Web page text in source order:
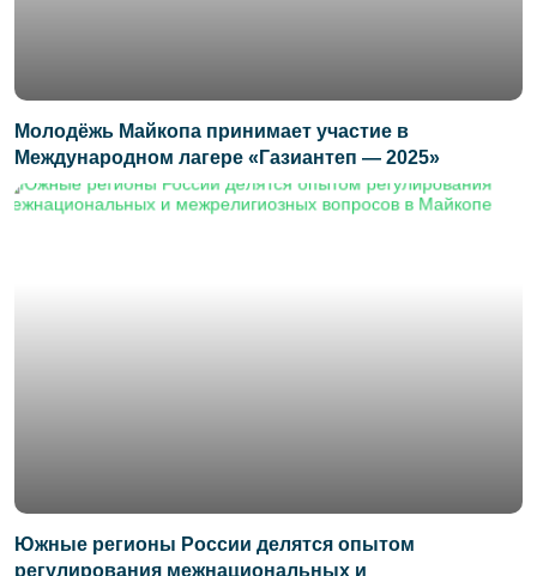
Молодёжь Майкопа принимает участие в
Международном лагере «Газиантеп — 2025»
Южные регионы России делятся опытом
регулирования межнациональных и